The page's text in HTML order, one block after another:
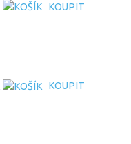
KOUPIT
KOUPIT